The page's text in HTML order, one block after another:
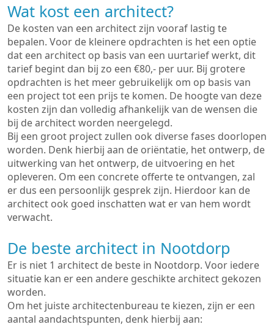
Wat kost een architect?
De kosten van een architect zijn vooraf lastig te
bepalen. Voor de kleinere opdrachten is het een optie
dat een architect op basis van een uurtarief werkt, dit
tarief begint dan bij zo een €80,- per uur. Bij grotere
opdrachten is het meer gebruikelijk om op basis van
een project tot een prijs te komen. De hoogte van deze
kosten zijn dan volledig afhankelijk van de wensen die
bij de architect worden neergelegd.
Bij een groot project zullen ook diverse fases doorlopen
worden. Denk hierbij aan de oriëntatie, het ontwerp, de
uitwerking van het ontwerp, de uitvoering en het
opleveren. Om een concrete offerte te ontvangen, zal
er dus een persoonlijk gesprek zijn. Hierdoor kan de
architect ook goed inschatten wat er van hem wordt
verwacht.
De beste architect in Nootdorp
Er is niet 1 architect de beste in Nootdorp. Voor iedere
situatie kan er een andere geschikte architect gekozen
worden.
Om het juiste architectenbureau te kiezen, zijn er een
aantal aandachtspunten, denk hierbij aan: